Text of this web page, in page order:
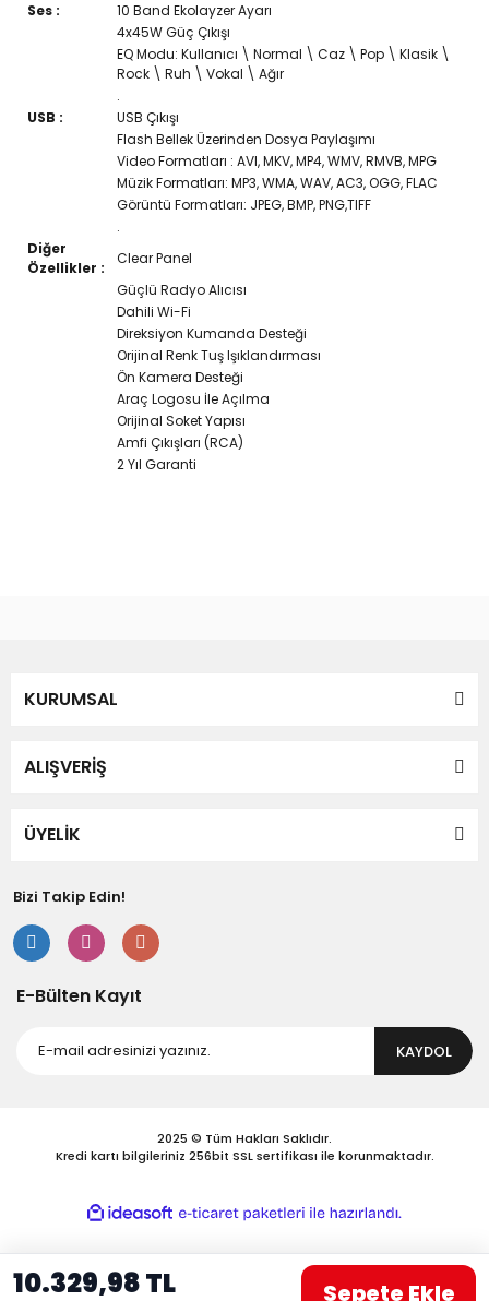
10.329,98 TL Sepete Ekle
Ses :
10 Band Ekolayzer Ayarı
4x45W Güç Çıkışı
EQ Modu: Kullanıcı \ Normal \ Caz \ Pop \ Klasik \
Rock \ Ruh \ Vokal \ Ağır
.
USB :
USB Çıkışı
Flash Bellek Üzerinden Dosya Paylaşımı
Video Formatları : AVI, MKV, MP4, WMV, RMVB, MPG
Müzik Formatları: MP3, WMA, WAV, AC3, OGG, FLAC
Görüntü Formatları: JPEG, BMP, PNG,TIFF
.
Diğer
Özellikler :
Clear Panel
Güçlü Radyo Alıcısı
Dahili Wi-Fi
Direksiyon Kumanda Desteği
Orijinal Renk Tuş Işıklandırması
Ön Kamera Desteği
Araç Logosu İle Açılma
Orijinal Soket Yapısı
Amfi Çıkışları (RCA)
2 Yıl Garanti
Ürün resmi kalitesiz, bozuk veya görüntülenemiyor.
Ürün bilgilerinde hatalar bulunuyor.
Bu ürüne benzer farklı alternatifler olmalı.
KURUMSAL
ALIŞVERİŞ
ÜYELİK
Bizi Takip Edin!
E-Bülten Kayıt
KAYDOL
2025 © Tüm Hakları Saklıdır.
Kredi kartı bilgileriniz 256bit SSL sertifikası ile korunmaktadır.
ideasoft
e-
paketleri